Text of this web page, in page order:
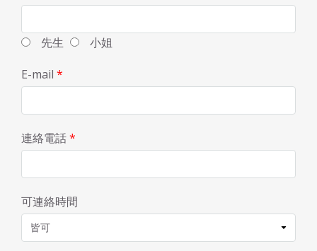
先生 小姐
E-mail *
連絡電話*
可連絡時間